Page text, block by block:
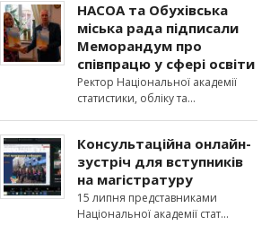
НАСОА та Обухівська
міська рада підписали
Меморандум про
співпрацю у сфері освіти
Ректор Національної академії
статистики, обліку та
Консультаційна онлайн-
зустріч для вступників
на магістратуру
15 липня представниками
Національної академії стат